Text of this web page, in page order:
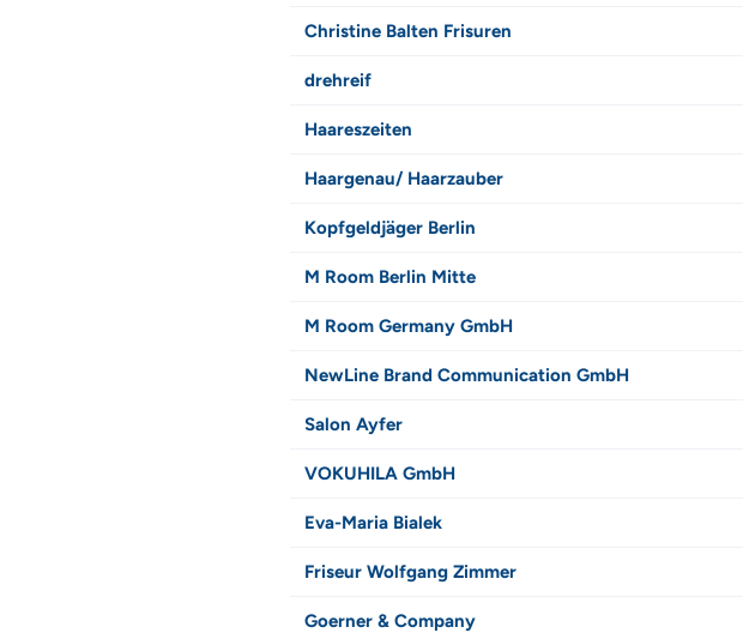
Christine Balten Frisuren
drehreif
Haareszeiten
Haargenau/ Haarzauber
Kopfgeldjäger Berlin
M Room Berlin Mitte
M Room Germany GmbH
NewLine Brand Communication GmbH
Salon Ayfer
VOKUHILA GmbH
Eva-Maria Bialek
Friseur Wolfgang Zimmer
Goerner & Company